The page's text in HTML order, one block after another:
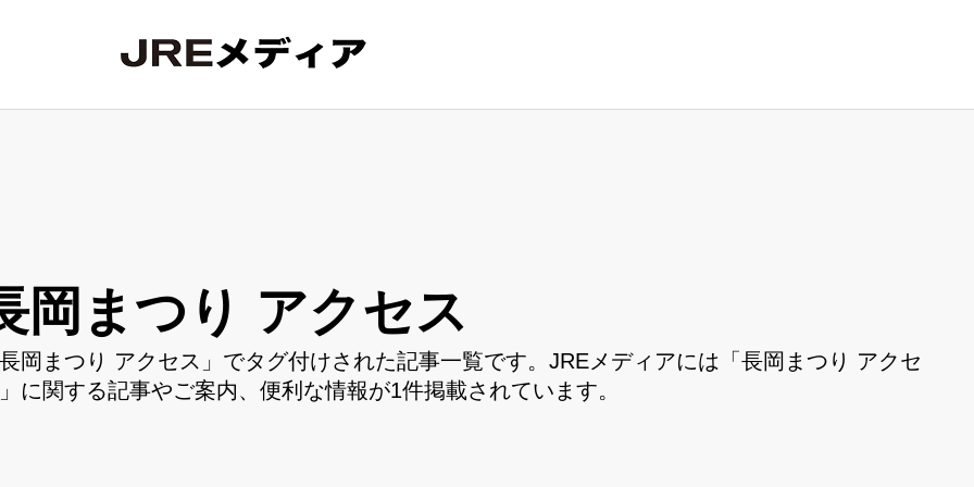
岡まつり アクセス
岡まつり アクセス」でタグ付けされた記事一覧です。JREメディアには「長岡まつり アクセ
に関する記事やご案内、便利な情報が1件掲載されています。